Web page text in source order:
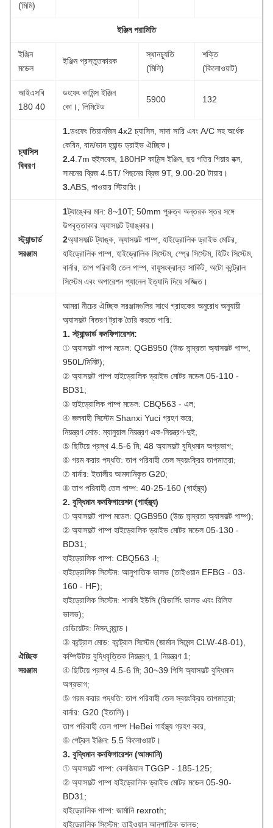
(মিমি)
ইঞ্জিন পরামিতি
ইঞ্জিন
মডেল
ইঞ্জিন প্রস্তুতকারক
স্থানচ্যুতি
(মিলি)
শক্তি
(কিলোওয়াট)
আইএসবি
180 40
ডংফেং কামিন্স ইঞ্জিন
কো।, লিমিটেড
5900 132
চ্যাসিস
বিবরণ
1.ডংফেং তিয়ানজিন 4x2 চ্যাসিস, সাদা সারি এবং A/C সহ অর্ধেক
কেবিন, বাম/ডান হ্যান্ড ড্রাইভ ঐচ্ছিক।
2.4.7m হুইলবেস, 180HP কামিন্স ইঞ্জিন, ছয় গতির গিয়ার বক্স,
সামনের ব্রিজ 4.5T/ পিছনের ব্রিজ 9T, 9.00-20 টায়ার।
3.ABS, পাওয়ার স্টিয়ারিং।
স্ট্যান্ডার্ড
সরঞ্জাম
1ট্যাঙ্কের মান: 8~10T; 50mm পুরুত্ব অন্তরক স্তর সঙ্গে
উপবৃত্তাকার অ্যাসফল্ট ট্যাঙ্কার।
2অ্যাসফাল্ট ট্যাঙ্ক, অ্যাসফল্ট পাম্প, হাইড্রোলিক ড্রাইভ মোটর,
হাইড্রোলিক পাম্প, হাইড্রোলিক সিস্টেম, স্প্রে সিস্টেম, হিটিং সিস্টেম,
বার্নার, তাপ পরিবাহী তেল পাম্প, বায়ুসংক্রান্ত সার্কিট, অটো কন্ট্রোল
সিস্টেম এবং অপারেশন প্যানেল ইত্যাদি দিয়ে সজ্জিত।
ঐচ্ছিক
সরঞ্জাম
আমরা নীচের ঐচ্ছিক সরঞ্জামগুলির সাথে গ্রাহকের অনুরোধ অনুযায়ী
অ্যাসফল্ট বিতরণ ট্রাক তৈরি করতে পারি:
1. স্ট্যান্ডার্ড কনফিগারেশন:
① অ্যাসফল্ট পাম্প মডেল: QGB950 (উচ্চ সান্দ্রতা অ্যাসফল্ট পাম্প,
950L/মিনিট);
② অ্যাসফল্ট পাম্প হাইড্রোলিক ড্রাইভ মোটর মডেল 05-110 -
BD31;
③ হাইড্রোলিক পাম্প মডেল: CBQ563 - এল;
④ জলবাহী সিস্টেম Shanxi Yuci গ্রহণ করে;
নিয়ন্ত্রণ মোড: ম্যানুয়াল নিয়ন্ত্রণ এক-নিয়ন্ত্রণ-দুই;
⑤ ছিটিয়ে প্রস্থ 4.5-6 মি; 48 অ্যাসফল্ট বুদ্ধিমান অগ্রভাগ;
⑥ গরম করার পদ্ধতি: তাপ পরিবাহী তেল স্বয়ংক্রিয় তাপমাত্রা;
⑦ বার্নার: ইতালীয় আমদানিকৃত G20;
⑧ তাপ পরিবাহী তেল পাম্প: 40-25-160 (গার্হস্থ্য)
2. বুদ্ধিমান কনফিগারেশন (গার্হস্থ্য)
① অ্যাসফল্ট পাম্প মডেল: QGB950 (উচ্চ সান্দ্রতা অ্যাসফল্ট পাম্প);
② অ্যাসফল্ট পাম্প হাইড্রোলিক ড্রাইভ মোটর মডেল 05-130 -
BD31;
হাইড্রোলিক পাম্প: CBQ563 -l;
হাইড্রোলিক সিস্টেম: আনুপাতিক ভালভ (তাইওয়ান EFBG - 03-
160 - HF);
হাইড্রোলিক সিস্টেম: শানসি ইউসি (রিভার্সিং ভালভ এবং রিলিফ
ভালভ);
রেডিয়েটর: নিসন ব্র্যান্ড।
③ কন্ট্রোল মোড: কন্ট্রোল সিস্টেম (জার্মান সিমেন্স CLW-48-01),
কম্পিউটার বুদ্ধিবৃত্তিক নিয়ন্ত্রণ, 1 নিয়ন্ত্রণ 1;
④ ছিটিয়ে প্রস্থ 4.5-6 মি; 30~39 পিসি অ্যাসফল্ট বুদ্ধিমান
অগ্রভাগ;
⑤ গরম করার পদ্ধতি: তাপ পরিবাহী তেল স্বয়ংক্রিয় তাপমাত্রা;
বার্নার: G20 (ইতালি)।
তাপ পরিবাহী তেল পাম্প HeBei গার্হস্থ্য গ্রহণ করে,
⑥ পেট্রল ইঞ্জিন: 5.5 কিলোওয়াট।
3. বুদ্ধিমান কনফিগারেশন (আমদানি)
① অ্যাসফল্ট পাম্প: বেলজিয়ান TGGP - 185-125;
② অ্যাসফল্ট পাম্প হাইড্রোলিক ড্রাইভ মোটর মডেল 05-90-
BD31;
হাইড্রোলিক পাম্প: জার্মানি rexroth;
হাইড্রোলিক সিস্টেম: তাইওয়ান আনুপাতিক ভালভ;